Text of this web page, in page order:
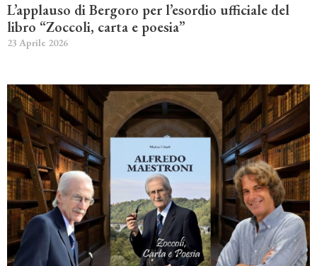
L’applauso di Bergoro per l’esordio ufficiale del
libro “Zoccoli, carta e poesia”
23 Aprile 2026